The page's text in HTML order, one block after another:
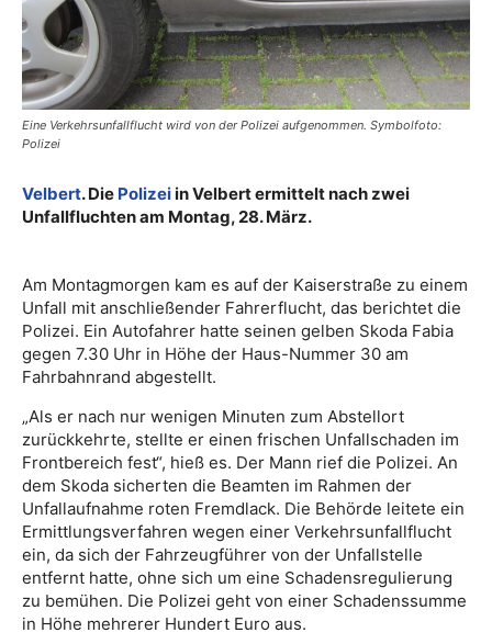
Eine Verkehrsunfallflucht wird von der Polizei aufgenommen. Symbolfoto:
Polizei
Velbert. Die Polizeiin Velbert ermittelt nach zwei
Unfallfluchten am Montag, 28. März.
Am Montagmorgen kam es auf der Kaiserstraße zu einem
Unfall mit anschließender Fahrerflucht, das berichtet die
Polizei. Ein Autofahrer hatte seinen gelben Skoda Fabia
gegen 7.30 Uhr in Höhe der Haus-Nummer 30 am
Fahrbahnrand abgestellt.
„Als er nach nur wenigen Minuten zum Abstellort
zurückkehrte, stellte er einen frischen Unfallschaden im
Frontbereich fest“, hieß es. Der Mann rief die Polizei. An
dem Skoda sicherten die Beamten im Rahmen der
Unfallaufnahme roten Fremdlack. Die Behörde leitete ein
Ermittlungsverfahren wegen einer Verkehrsunfallflucht
ein, da sich der Fahrzeugführer von der Unfallstelle
entfernt hatte, ohne sich um eine Schadensregulierung
zu bemühen. Die Polizei geht von einer Schadenssumme
in Höhe mehrerer Hundert Euro aus.